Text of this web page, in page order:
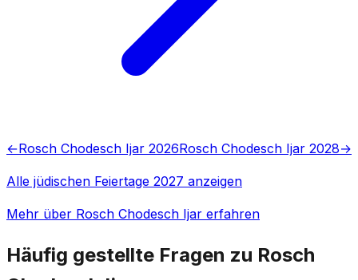
←Rosch Chodesch Ijar 2026Rosch Chodesch Ijar 2028→
Alle jüdischen Feiertage 2027 anzeigen
Mehr über Rosch Chodesch Ijar erfahren
Häufig gestellte Fragen zu Rosch